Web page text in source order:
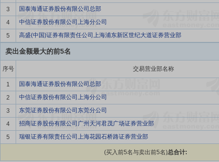
3
国泰海通证券股份有限公司总部
4
中信证券股份有限公司上海分公司
5
高盛(中国)证券有限责任公司上海浦东新区世纪大道证券营业部
卖出金额最大的前5名
序号 交易营业部名称
1
国泰海通证券股份有限公司总部
2
中信证券股份有限公司上海分公司
3
东莞证券股份有限公司东莞分公司
4
招商证券股份有限公司广州天河君茂广场证券营业部
5
瑞银证券有限责任公司上海花园石桥路证券营业部
(买入前5名与卖出前5名)总合计: